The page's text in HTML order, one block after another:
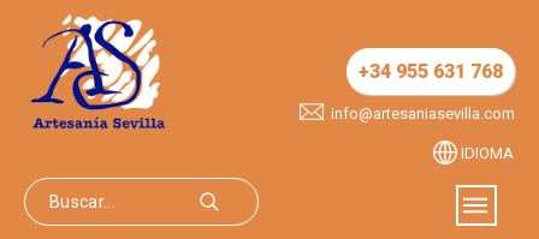
+34 955 631 768
info@artesaniasevilla.com
IDIOMA